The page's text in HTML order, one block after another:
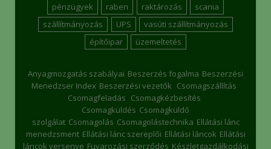
pénzügyek
raben raktározás
scania
szállítmányozás
UPS
vasúti szállítmányozás
építőipar
üzemeltetés
Anyagmozgatás szabályai Beszerzés fogalma Beszerzési
Menedzser Index Beszerzési vezetők Csomagszállítás
Csomagfeladás Csomagkézbesítés
Csomagküldés Csomagküldő
szolgálat Csomagolás Csomagolástechnika Ellátási lánc
menedzsment Ellátási lánc szereplői Ellátási láncok Ellátási
láncok versenye Fuvarozási szerződés Készletgazdálkodási